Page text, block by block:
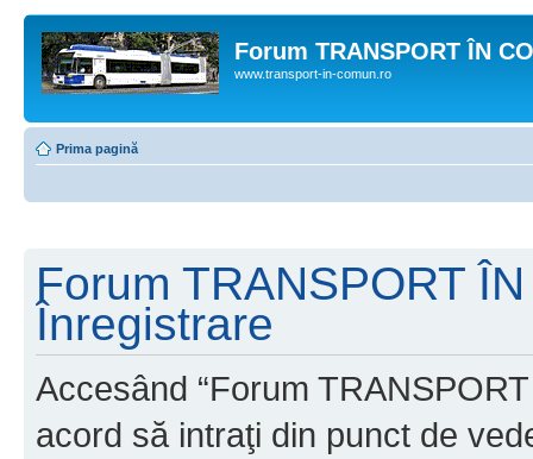
Forum TRANSPORT ÎN
www.transport-in-comun.ro
Prima pagină
Forum TRANSPORT
Înregistrare
Accesând “Forum
acord să intraţi din punct de